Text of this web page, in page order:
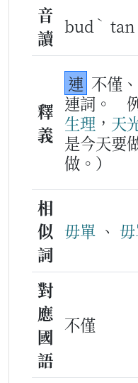
音
讀
bud ˋ
釋
義
連 不僅
連詞。
生理 ， 天
是今天要
做。）
相
似
詞
毋單 、
對
應
國
語
不僅